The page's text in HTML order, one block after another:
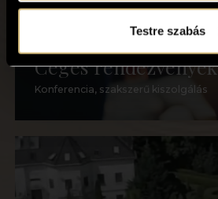
Testre szabás
Céges rendezvények
Konferencia, szakszerű kiszolgálás